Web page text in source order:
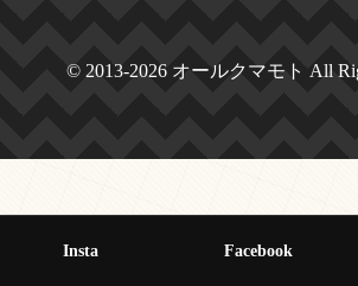
© 2013-2026 オールクマモト All
Insta Facebook